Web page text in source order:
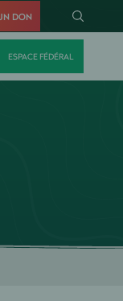
DON
ESPACE FÉDÉRAL